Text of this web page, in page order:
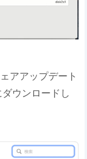
アアップデート
ウンロードし